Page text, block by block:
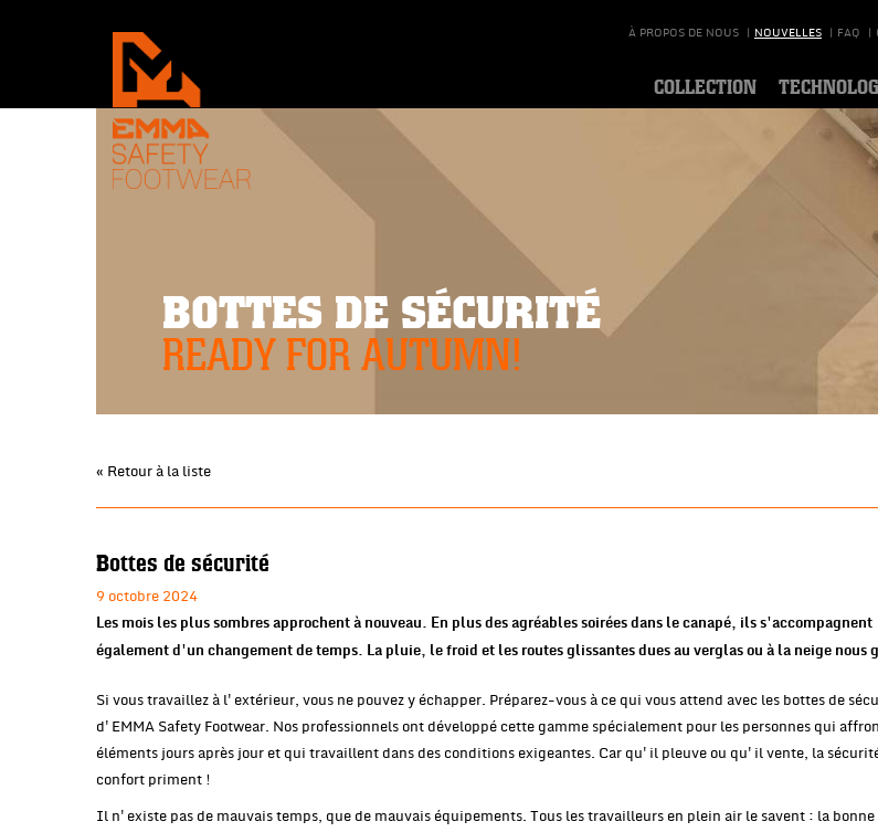
À PROPOS DE NOUS | NOUVELLES | FAQ |
COLLECTION
BOTTES DE SÉCURITÉ
READY FOR AUTUMN!
« Retour à la liste
Bottes de sécurité
9 octobre 2024
Les mois les plus sombres approchent à nouveau. En plus des agréables soirées dans le canapé, ils s'accompagnent
également d'un changement de temps. La pluie, le froid et les routes glissantes dues au verglas ou à la neige nous
Si vous travaillez à l'extérieur, vous ne pouvez y échapper. Préparez-vous à ce qui vous attend avec les bottes de
d'EMMA Safety Footwear. Nos professionnels ont développé cette gamme spécialement pour les personnes qui
éléments jours après jour et qui travaillent dans des conditions exigeantes. Car qu'il pleuve ou qu'il vente, la
confort priment !
Il n'existe pas de mauvais temps, que de mauvais équipements. Tous les travailleurs en plein air le savent : la